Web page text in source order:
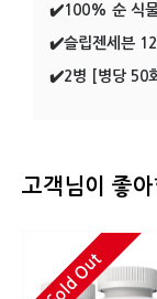
✔️100% 순 식
✔️슬립젠세븐
✔️2병 [병당 50
고객님이 좋
Sold Out